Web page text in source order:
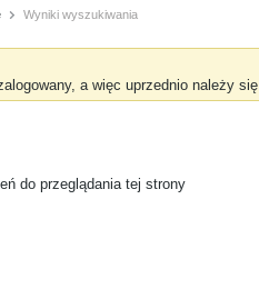
Wyniki wyszukiwania
a więc uprzednio należy się
do przeglądania tej strony